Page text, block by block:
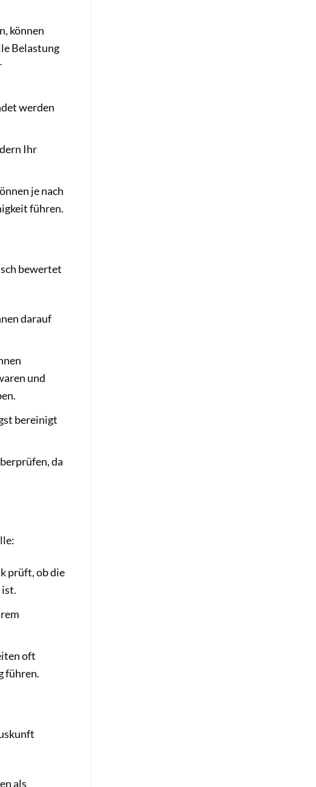
können
Belastung
werden
Ihr
je nach
führen.
bewertet
darauf
und
bereinigt
da
prüft, ob die
ist.
oft
führen.
als